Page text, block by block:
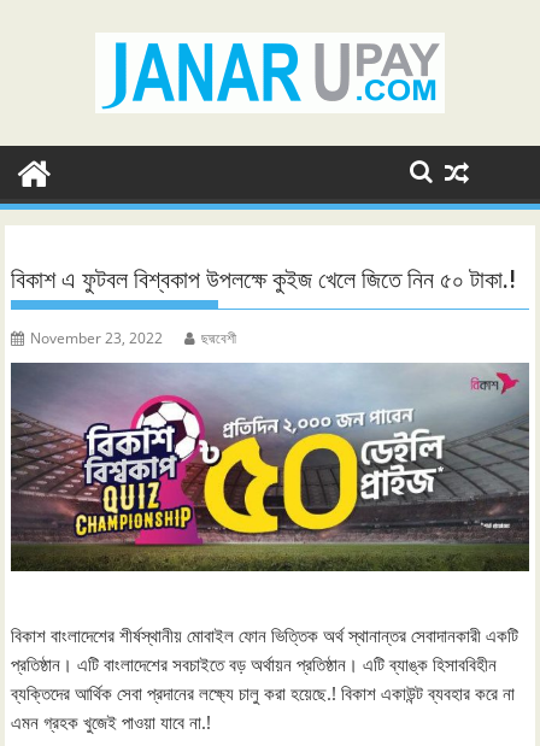
বিকাশ এ ফুটবল বিশ্বকাপ উপলক্ষে কুইজ খেলে জিতে নিন ৫০ টাকা.!
November 23, 2022 ছদ্মবেশী
বিকাশ বাংলাদেশের শীর্ষস্থানীয় মোবাইল ফোন ভিত্তিক অর্থ স্থানান্তর সেবাদানকারী একটি
প্রতিষ্ঠান। এটি বাংলাদেশের সবচাইতে বড় অর্থায়ন প্রতিষ্ঠান। এটি ব্যাঙ্ক হিসাববিহীন
ব্যক্তিদের আর্থিক সেবা প্রদানের লক্ষ্যে চালু করা হয়েছে.! বিকাশ একাউন্ট ব্যবহার করে না
এমন গ্রহক খুজেই পাওয়া যাবে না.!